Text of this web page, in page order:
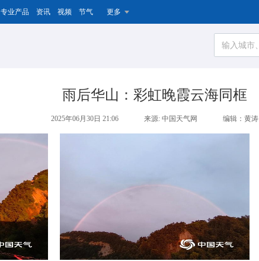
专业产品 资讯 视频 节气 更多
雨后华山：彩虹晚霞云海同框
2025年06月30日 21:06 来源: 中国天气网 编辑：黄涛